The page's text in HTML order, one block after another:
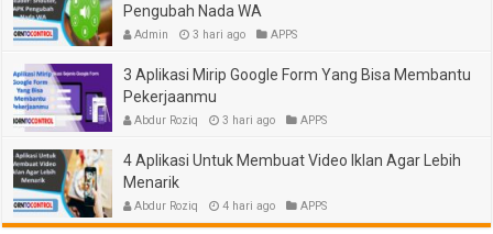
Pengubah Nada WA
Admin 3 hari ago APPS
3 Aplikasi Mirip Google Form Yang Bisa Membantu
Pekerjaanmu
Abdur Roziq 3 hari ago APPS
4 Aplikasi Untuk Membuat Video Iklan Agar Lebih
Menarik
Abdur Roziq 4 hari ago APPS